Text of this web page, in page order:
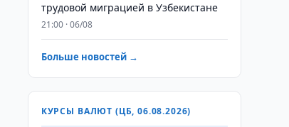
трудовой миграцией в Узбекистане
21:00 · 06/08
Больше новостей →
КУРСЫ ВАЛЮТ (ЦБ, 06.08.2026)